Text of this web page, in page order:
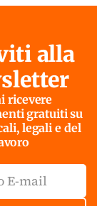
alla
ricevere
gratuiti su
legali e del